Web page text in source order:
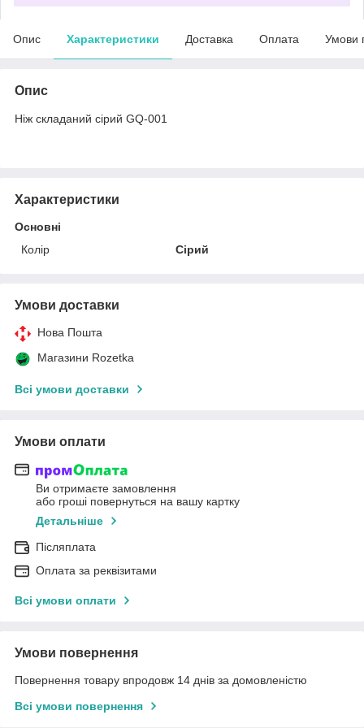
Опис Характеристики Доставка Оплата Умови
Опис
Ніж складаний сірий GQ-001
Характеристики
Основні
Колір
Сірий
Умови доставки
Нова Пошта
Магазини Rozetka
Всі умови доставки
Умови оплати
Ви отримаєте замовлення
або гроші повернуться на вашу картку
Детальніше
Післяплата
Оплата за реквізитами
Всі умови оплати
Умови повернення
Повернення товару впродовж 14 днів за домовленістю
Всі умови повернення